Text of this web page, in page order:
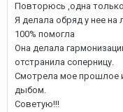
Повторюсь ,одна
Я делала обряд у нее
100% помогла
Она делала
отстранила соперницу.
Смотрела мое прошлое
дыбом.
Советую!!!